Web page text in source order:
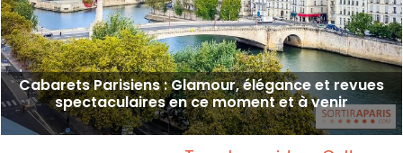
Cabarets Parisiens : Glamour, élégance et revues
spectaculaires en ce moment et à venir